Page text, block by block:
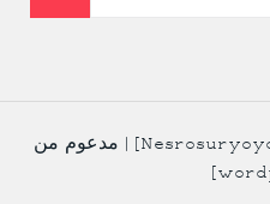
حقوق النشر والنسخ; [2023] [Nesrosuryoyo] | مدعوم من